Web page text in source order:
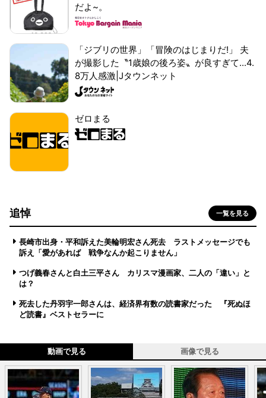
だよ~。
「ジブリの世界」「冒険のはじまりだ!」 夫
が撮影した〝1歳娘の後ろ姿〟が良すぎて...4.
8万人感激|Jタウンネット
ゼロまる
追悼 一覧を見る
長崎市出身・平和訴えた美輪明宏さん死去 ラストメッセージでも
訴え「愛があれば 戦争なんか起こりません」
つげ義春さんと白土三平さん カリスマ漫画家、二人の「違い」と
は？
死去した丹羽宇一郎さんは、経済界有数の読書家だった 『死ぬほ
ど読書』ベストセラーに
動画で見る 画像で見る